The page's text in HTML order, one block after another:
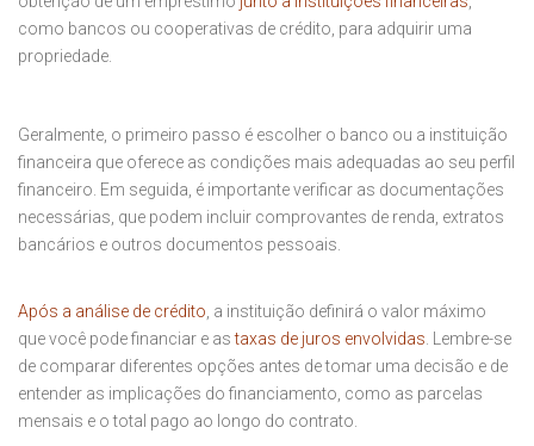
como bancos ou cooperativas de crédito, para adquirir uma
propriedade.
Geralmente, o primeiro passo é escolher o banco ou a instituição
financeira que oferece as condições mais adequadas ao seu perfil
financeiro. Em seguida, é importante verificar as documentações
necessárias, que podem incluir comprovantes de renda, extratos
bancários e outros documentos pessoais.
Após a análise de crédito, a instituição definirá o valor máximo
que você pode financiar e astaxas de juros envolvidas. Lembre-se
de comparar diferentes opções antes de tomar uma decisão e de
entender as implicações do financiamento, como as parcelas
mensais e o total pago ao longo do contrato.